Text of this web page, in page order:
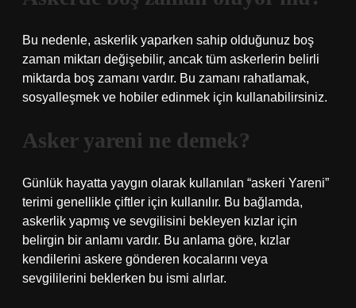
Bu nedenle, askerlik yaparken sahip olduğunuz boş
zaman miktarı değişebilir, ancak tüm askerlerin belirli
miktarda boş zamanı vardır. Bu zamanı rahatlamak,
sosyalleşmek ve hobiler edinmek için kullanabilirsiniz.
Asker yareni ne demek?
Günlük hayatta yaygın olarak kullanılan “askeri Yareni”
terimi genellikle çiftler için kullanılır. Bu bağlamda,
askerlik yapmış ve sevgilisini bekleyen kızlar için
belirgin bir anlamı vardır. Bu anlama göre, kızlar
kendilerini askere gönderen kocalarını veya
sevgililerini beklerken bu ismi alırlar.